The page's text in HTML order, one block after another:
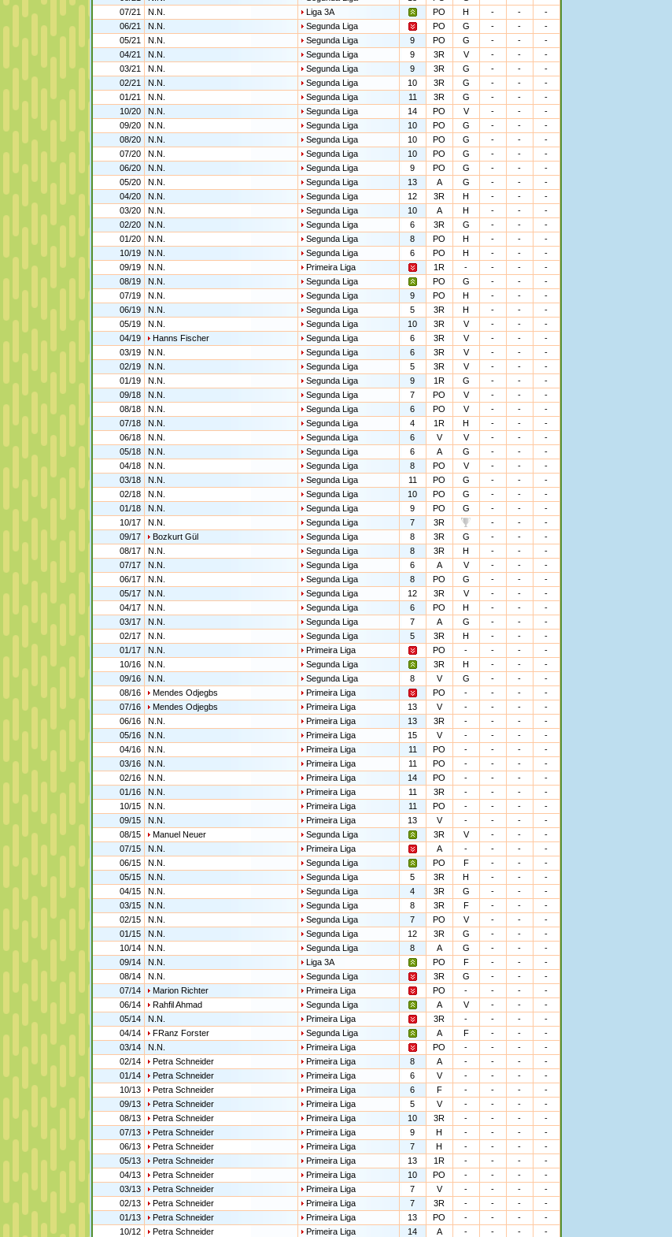
07/21
N.N. Liga 3A PO H - -
-
06/21
N.N. Segunda Liga PO G - -
-
05/21
N.N. Segunda Liga 9 PO G - -
-
04/21
N.N. Segunda Liga 9 3R V - -
-
03/21
N.N. Segunda Liga 9 3R G - -
-
02/21
N.N. Segunda Liga 10 3R G - -
-
01/21
N.N. Segunda Liga 11 3R G - -
-
10/20
N.N. Segunda Liga 14 PO V - -
-
09/20
N.N. Segunda Liga 10 PO G - -
-
08/20
N.N. Segunda Liga 10 PO G - -
-
07/20
N.N. Segunda Liga 10 PO G - -
-
06/20
N.N. Segunda Liga 9 PO G - -
-
05/20
N.N. Segunda Liga 13 A G - -
-
04/20
N.N. Segunda Liga 12 3R H - -
-
03/20
N.N. Segunda Liga 10 A H - -
-
02/20
N.N. Segunda Liga 6 3R G - -
-
01/20
N.N. Segunda Liga 8 PO H - -
-
10/19
N.N. Segunda Liga 6 PO H - -
-
09/19
N.N. Primeira Liga 1R - - -
-
08/19
N.N. Segunda Liga PO G - -
-
07/19
N.N. Segunda Liga 9 PO H - -
-
06/19
N.N. Segunda Liga 5 3R H - -
-
05/19
N.N. Segunda Liga 10 3R V - -
-
04/19
Hanns Fischer Segunda Liga 6 3R V - -
-
03/19
N.N. Segunda Liga 6 3R V - -
-
02/19
N.N. Segunda Liga 5 3R V - -
-
01/19
N.N. Segunda Liga 9 1R G - -
-
09/18
N.N. Segunda Liga 7 PO V - -
-
08/18
N.N. Segunda Liga 6 PO V - -
-
07/18
N.N. Segunda Liga 4 1R H - -
-
06/18
N.N. Segunda Liga 6 V V - -
-
05/18
N.N. Segunda Liga 6 A G - -
-
04/18
N.N. Segunda Liga 8 PO V - -
-
03/18
N.N. Segunda Liga 11 PO G - -
-
02/18
N.N. Segunda Liga 10 PO G - -
-
01/18
N.N. Segunda Liga 9 PO G - -
-
10/17
N.N. Segunda Liga 7 3R - -
-
09/17
Bozkurt Gül Segunda Liga 8 3R G - -
-
08/17
N.N. Segunda Liga 8 3R H - -
-
07/17
N.N. Segunda Liga 6 A V - -
-
06/17
N.N. Segunda Liga 8 PO G - -
-
05/17
N.N. Segunda Liga 12 3R V - -
-
04/17
N.N. Segunda Liga 6 PO H - -
-
03/17
N.N. Segunda Liga 7 A G - -
-
02/17
N.N. Segunda Liga 5 3R H - -
-
01/17
N.N. Primeira Liga PO - - -
-
10/16
N.N. Segunda Liga 3R H - -
-
09/16
N.N. Segunda Liga 8 V G - -
-
08/16
Mendes Odjegbs Primeira Liga PO - - -
-
07/16
Mendes Odjegbs Primeira Liga 13 V - - -
-
06/16
N.N. Primeira Liga 13 3R - - -
-
05/16
N.N. Primeira Liga 15 V - - -
-
04/16
N.N. Primeira Liga 11 PO - - -
-
03/16
N.N. Primeira Liga 11 PO - - -
-
02/16
N.N. Primeira Liga 14 PO - - -
-
01/16
N.N. Primeira Liga 11 3R - - -
-
10/15
N.N. Primeira Liga 11 PO - - -
-
09/15
N.N. Primeira Liga 13 V - - -
-
08/15
Manuel Neuer Segunda Liga 3R V - -
-
07/15
N.N. Primeira Liga A - - -
-
06/15
N.N. Segunda Liga PO F - -
-
05/15
N.N. Segunda Liga 5 3R H - -
-
04/15
N.N. Segunda Liga 4 3R G - -
-
03/15
N.N. Segunda Liga 8 3R F - -
-
02/15
N.N. Segunda Liga 7 PO V - -
-
01/15
N.N. Segunda Liga 12 3R G - -
-
10/14
N.N. Segunda Liga 8 A G - -
-
09/14
N.N. Liga 3A PO F - -
-
08/14
N.N. Segunda Liga 3R G - -
-
07/14
Marion Richter Primeira Liga PO - - -
-
06/14
Rahfil Ahmad Segunda Liga A V - -
-
05/14
N.N. Primeira Liga 3R - - -
-
04/14
FRanz Forster Segunda Liga A F - -
-
03/14
N.N. Primeira Liga PO - - -
-
02/14
Petra Schneider Primeira Liga 8 A - - -
-
01/14
Petra Schneider Primeira Liga 6 V - - -
-
10/13
Petra Schneider Primeira Liga 6 F - - -
-
09/13
Petra Schneider Primeira Liga 5 V - - -
-
08/13
Petra Schneider Primeira Liga 10 3R - - -
-
07/13
Petra Schneider Primeira Liga 9 H - - -
-
06/13
Petra Schneider Primeira Liga 7 H - - -
-
05/13
Petra Schneider Primeira Liga 13 1R - - -
-
04/13
Petra Schneider Primeira Liga 10 PO - - -
-
03/13
Petra Schneider Primeira Liga 7 V - - -
-
02/13
Petra Schneider Primeira Liga 7 3R - - -
-
01/13
Petra Schneider Primeira Liga 13 PO - - -
-
10/12
Petra Schneider Primeira Liga 14 A - - -
-